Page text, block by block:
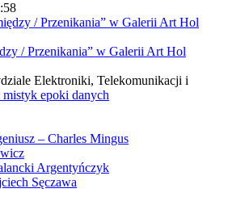
/ Przenikania” w Galerii Art Hol
Elektroniki, Telekomunikacji i
epoki danych
– Charles Mingus
Argentyńczyk
Sęczawa